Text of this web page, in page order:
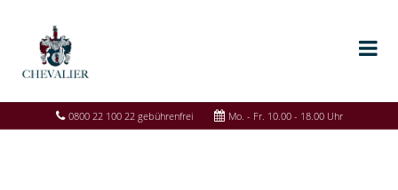
0800 22 100 22 gebührenfrei Mo. - Fr. 10.00 - 18.00 Uhr